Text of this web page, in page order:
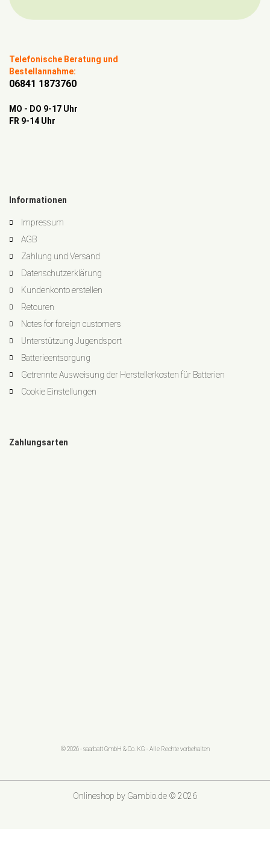
Telefonische Beratung und
Bestellannahme:
06841 1873760
MO - DO 9-17 Uhr
FR 9-14 Uhr
Informationen
Impressum
AGB
Zahlung und Versand
Datenschutzerklärung
Kundenkonto erstellen
Retouren
Notes for foreign customers
Unterstützung Jugendsport
Batterieentsorgung
Getrennte Ausweisung der Herstellerkosten für Batterien
Cookie Einstellungen
Zahlungsarten
© 2026 - saarbatt GmbH & Co. KG - Alle Rechte vorbehalten
Onlineshop by Gambio.de © 2026